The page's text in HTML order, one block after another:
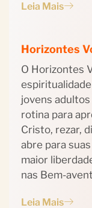
Leia Mais
Horizontes
O Horizontes
jovens adultos
rotina para
Cristo, rezar,
abre para
maior
nas Bem-
Leia Mais